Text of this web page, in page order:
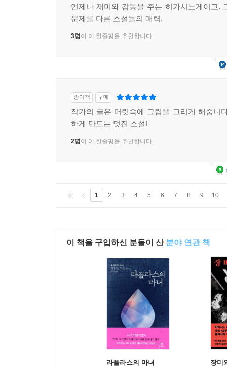
언제나 재미와 감동을 주는 히가시노게이고.
문제를 다룬 소설들의 매력.
3명이 이 한줄평을 추천합니다.
종이책 구매
작가의 글은 머릿속에 그림을 그리게 해줍니
하게 만드는 멋진 소설!
2명이 이 한줄평을 추천합니다.
1 2 3 4 5 6 7 8 9 10
이 책을 구입하신 분들이 산 분야 연관 책
라플라스의 마녀 장미